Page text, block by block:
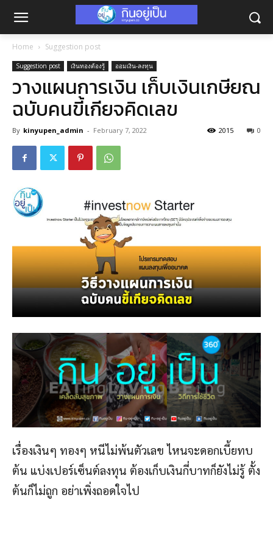
Home Suggestion post
Suggestion post เงินทองต้องรู้ ออมเงิน-ลงทุน
วางแผนการเงิน เก็บเงินเกษียณ
ฉบับคนขี้เกียจคิดเลข
By kinyupen_admin - February 7, 2022 0
2015
เรื่องเงินๆ ทองๆ หนีไม่พ้นตัวเลข ไหนจะดอกเบี้ยทบ
ต้น แบ่งเปอร์เซ็นต์ลงทุน ต้องเก็บเงินกี่บาทก็ยังไม่รู้ ตั้ง
ต้นก็ไม่ถูก อย่าเพิ่งถอดใจไป